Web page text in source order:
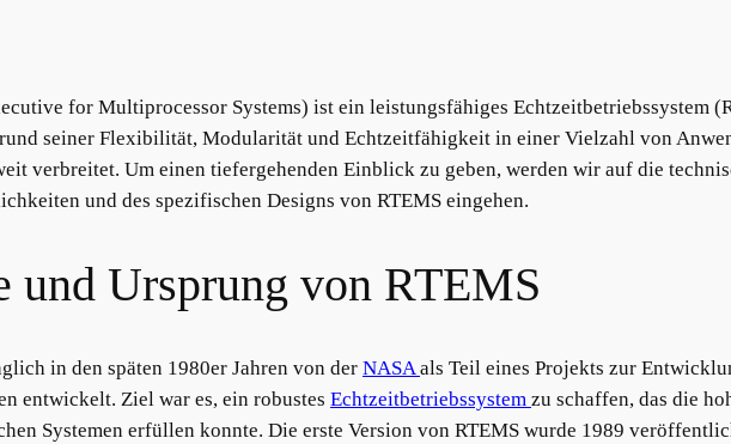
for Multiprocessor Systems) ist ein leistungsfähiges Echtzeitbetriebssystem
seiner Flexibilität, Modularität und Echtzeitfähigkeit in einer Vielzahl von
verbreitet. Um einen tiefergehenden Einblick zu geben, werden wir auf die
und des spezifischen Designs von RTEMS eingehen.
und Ursprung von RTEMS
in den späten 1980er Jahren von der NASAals Teil eines Projekts zur
entwickelt. Ziel war es, ein robustes Echtzeitbetriebssystem zu schaffen, das die
Systemen erfüllen konnte. Die erste Version von RTEMS wurde 1989